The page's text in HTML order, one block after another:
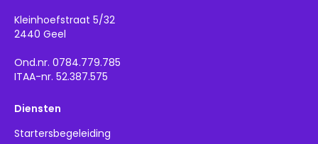
Kleinhoefstraat 5/32
2440 Geel
Ond.nr. 0784.779.785
ITAA-nr. 52.387.575
Diensten
Startersbegeleiding